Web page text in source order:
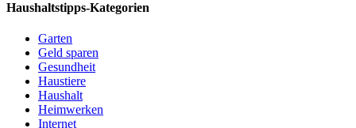
Haushaltstipps-Kategorien
Garten
Geld sparen
Gesundheit
Haustiere
Haushalt
Heimwerken
Internet